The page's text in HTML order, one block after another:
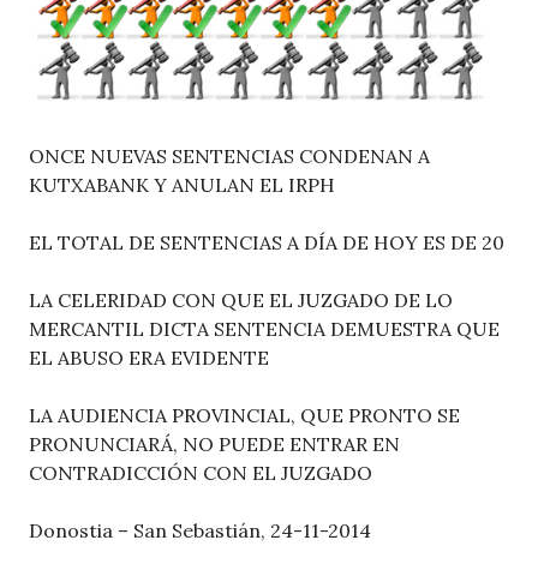
ONCE NUEVAS SENTENCIAS CONDENAN A
KUTXABANK Y ANULAN EL IRPH
EL TOTAL DE SENTENCIAS A DÍA DE HOY ES DE 20
LA CELERIDAD CON QUE EL JUZGADO DE LO
MERCANTIL DICTA SENTENCIA DEMUESTRA QUE
EL ABUSO ERA EVIDENTE
LA AUDIENCIA PROVINCIAL, QUE PRONTO SE
PRONUNCIARÁ, NO PUEDE ENTRAR EN
CONTRADICCIÓN CON EL JUZGADO
Donostia – San Sebastián, 24-11-2014